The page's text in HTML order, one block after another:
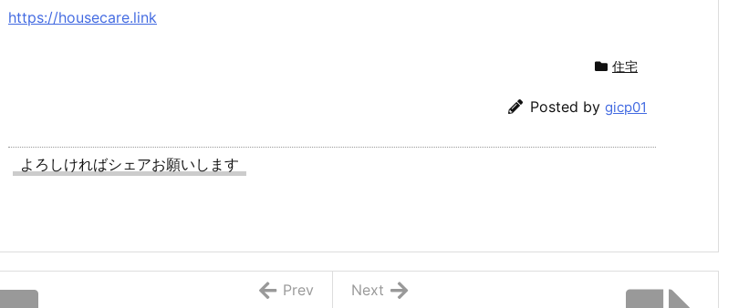
https://housecare.link
住宅
Posted by gicp01
よろしければシェアお願いします
Next
Prev